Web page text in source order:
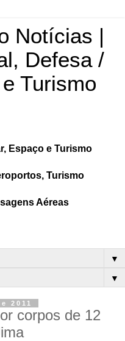
Notícias |
Defesa /
Turismo
Espaço e Turismo
Turismo
Aéreas
▼
▼
2011
corpos de 12